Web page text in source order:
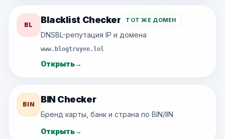
BL Blacklist Checker ТОТ ЖЕ ДОМЕН
DNSBL-репутация IP и домена
www.blogtruyen.lol
Открыть→
BIN BIN Checker
Бренд карты, банк и страна по BIN/IIN
Открыть→